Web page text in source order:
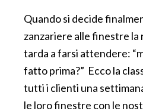
Quando si decide
zanzariere alle finestre la
tarda a farsi attendere:
fatto prima?” Ecco la
tutti i clienti una
le loro finestre con le